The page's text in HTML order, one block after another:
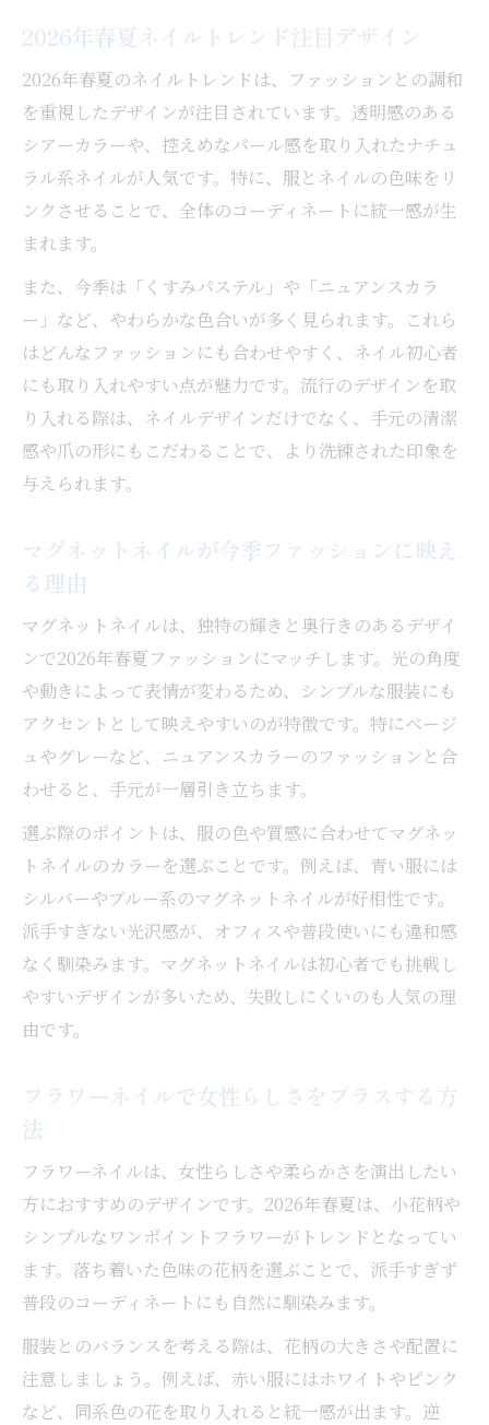
2026年春夏ネイルトレンド注目デザイン
2026年春夏のネイルトレンドは、ファッションとの調和
を重視したデザインが注目されています。透明感のある
シアーカラーや、控えめなパール感を取り入れたナチュ
ラル系ネイルが人気です。特に、服とネイルの色味をリ
ンクさせることで、全体のコーディネートに統一感が生
まれます。
また、今季は「くすみパステル」や「ニュアンスカラ
ー」など、やわらかな色合いが多く見られます。これら
はどんなファッションにも合わせやすく、ネイル初心者
にも取り入れやすい点が魅力です。流行のデザインを取
り入れる際は、ネイルデザインだけでなく、手元の清潔
感や爪の形にもこだわることで、より洗練された印象を
与えられます。
マグネットネイルが今季ファッションに映え
る理由
マグネットネイルは、独特の輝きと奥行きのあるデザイ
ンで2026年春夏ファッションにマッチします。光の角度
や動きによって表情が変わるため、シンプルな服装にも
アクセントとして映えやすいのが特徴です。特にベージ
ュやグレーなど、ニュアンスカラーのファッションと合
わせると、手元が一層引き立ちます。
選ぶ際のポイントは、服の色や質感に合わせてマグネッ
トネイルのカラーを選ぶことです。例えば、青い服には
シルバーやブルー系のマグネットネイルが好相性です。
派手すぎない光沢感が、オフィスや普段使いにも違和感
なく馴染みます。マグネットネイルは初心者でも挑戦し
やすいデザインが多いため、失敗しにくいのも人気の理
由です。
フラワーネイルで女性らしさをプラスする方
法
フラワーネイルは、女性らしさや柔らかさを演出したい
方におすすめのデザインです。2026年春夏は、小花柄や
シンプルなワンポイントフラワーがトレンドとなってい
ます。落ち着いた色味の花柄を選ぶことで、派手すぎず
普段のコーディネートにも自然に馴染みます。
服装とのバランスを考える際は、花柄の大きさや配置に
注意しましょう。例えば、赤い服にはホワイトやピンク
など、同系色の花を取り入れると統一感が出ます。逆